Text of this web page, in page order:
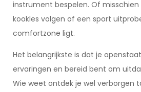
instrument bespelen. Of misschien
kookles volgen of een sport
comfortzone ligt.
Het belangrijkste is dat je
ervaringen en bereid bent om
Wie weet ontdek je wel verborgen